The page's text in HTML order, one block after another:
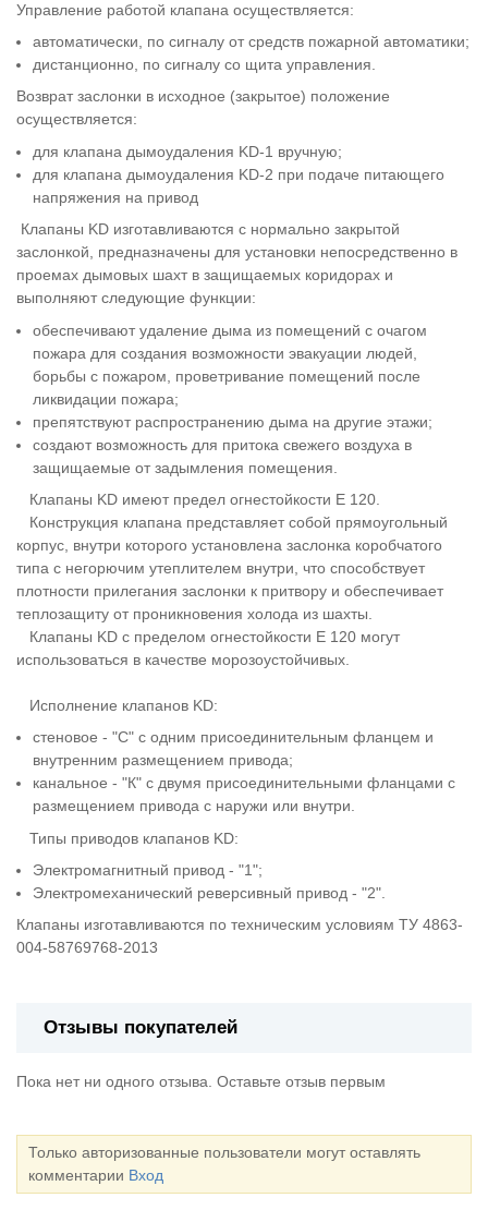
Управление работой клапана осуществляется:
автоматически, по сигналу от средств пожарной автоматики;
дистанционно, по сигналу со щита управления.
Возврат заслонки в исходное (закрытое) положение
осуществляется:
для клапана дымоудаления KD-1 вручную;
для клапана дымоудаления KD-2 при подаче питающего
напряжения на привод
Клапаны KD изготавливаются с нормально закрытой
заслонкой, предназначены для установки непосредственно в
проемах дымовых шахт в защищаемых коридорах и
выполняют следующие функции:
обеспечивают удаление дыма из помещений с очагом
пожара для создания возможности эвакуации людей,
борьбы с пожаром, проветривание помещений после
ликвидации пожара;
препятствуют распространению дыма на другие этажи;
создают возможность для притока свежего воздуха в
защищаемые от задымления помещения.
Клапаны KD имеют предел огнестойкости E 120.
Конструкция клапана представляет собой прямоугольный
корпус, внутри которого установлена заслонка коробчатого
типа с негорючим утеплителем внутри, что способствует
плотности прилегания заслонки к притвору и обеспечивает
теплозащиту от проникновения холода из шахты.
Клапаны KD с пределом огнестойкости E 120 могут
использоваться в качестве морозоустойчивых.
Исполнение клапанов KD:
стеновое - "С" с одним присоединительным фланцем и
внутренним размещением привода;
канальное - "К" с двумя присоединительными фланцами с
размещением привода с наружи или внутри.
Типы приводов клапанов KD:
Электромагнитный привод - "1";
Электромеханический реверсивный привод - "2".
Клапаны изготавливаются по техническим условиям ТУ 4863-
004-58769768-2013
Отзывы покупателей
Пока нет ни одного отзыва. Оставьте отзыв первым
Только авторизованные пользователи могут оставлять
комментарии Вход